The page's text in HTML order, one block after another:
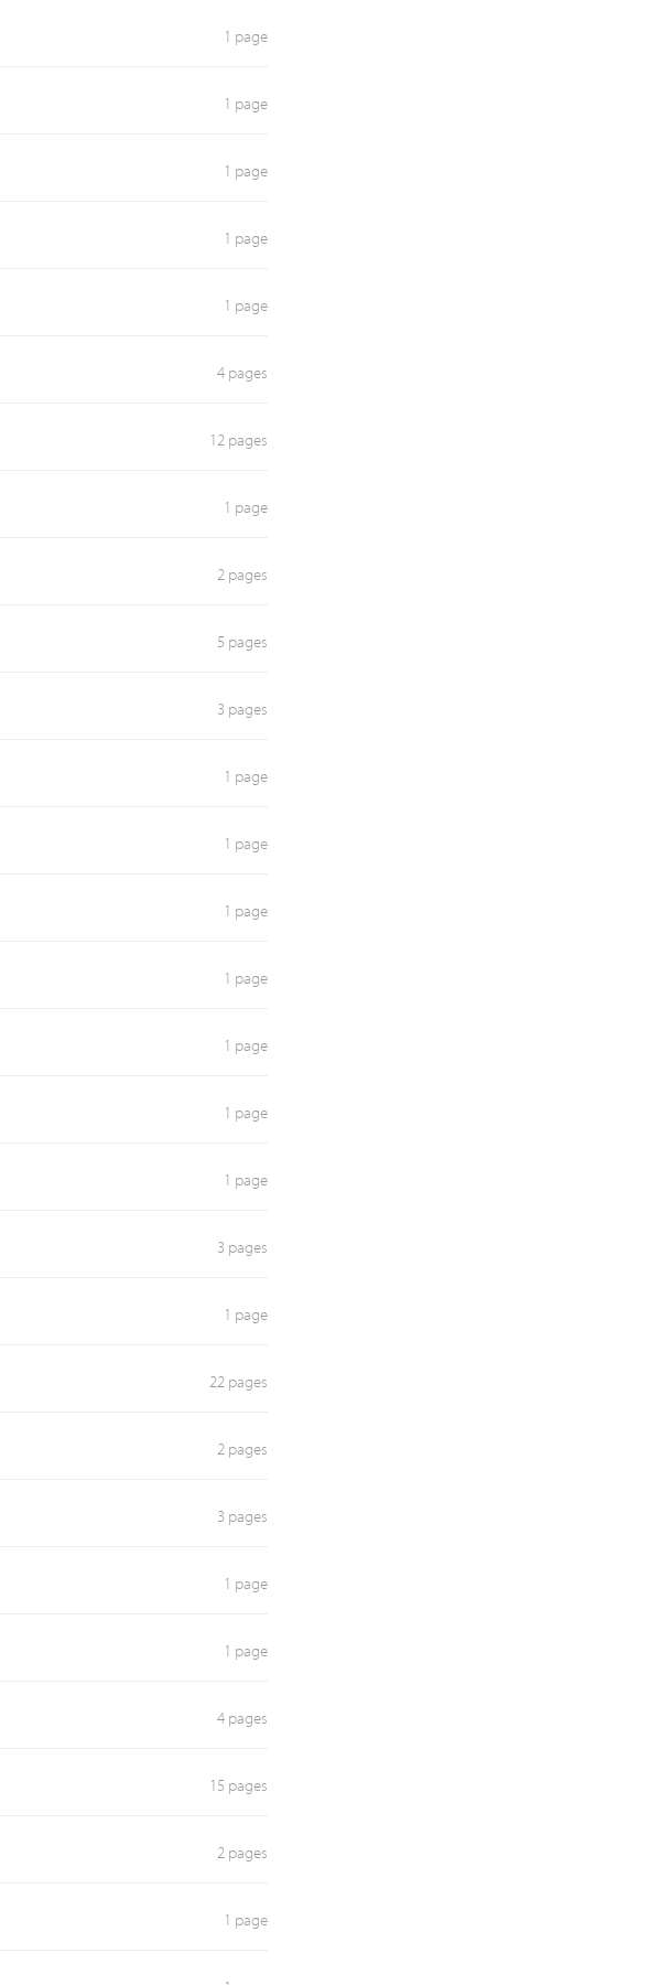
1 page
1 page
1 page
1 page
1 page
4 pages
12 pages
1 page
2 pages
5 pages
3 pages
1 page
1 page
1 page
1 page
1 page
1 page
1 page
3 pages
1 page
22 pages
2 pages
3 pages
1 page
1 page
4 pages
15 pages
2 pages
1 page